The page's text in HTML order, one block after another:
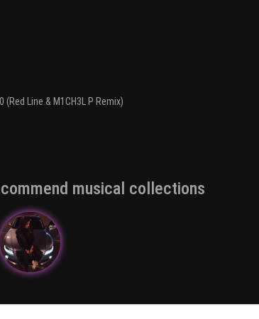
(Red Line & M1CH3L P Remix)
musical collections